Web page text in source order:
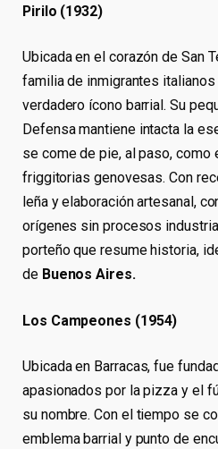
Pirilo (1932)
Ubicada en el corazón de San
familia de inmigrantes
verdadero ícono barrial. Su
Defensa mantiene intacta la
se come de pie, al paso, como
friggitorias genovesas. Con
leña y elaboración artesanal,
orígenes sin procesos
porteño que resume historia,
deBuenos Aires.
Los Campeones (1954)
Ubicada en Barracas, fue
apasionados por la pizza y el
su nombre. Con el tiempo se
emblema barrial y punto de